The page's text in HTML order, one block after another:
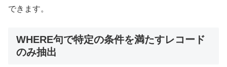
できます。
WHERE句で特定の条件を満たすレコード
のみ抽出